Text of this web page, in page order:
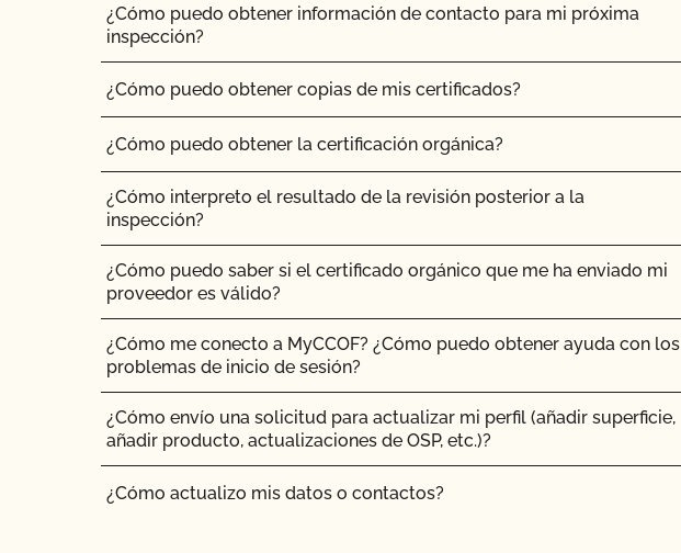
¿Cómo puedo obtener información de contacto para mi próxima
inspección?
¿Cómo puedo obtener copias de mis certificados?
¿Cómo puedo obtener la certificación orgánica?
¿Cómo interpreto el resultado de la revisión posterior a la
inspección?
¿Cómo puedo saber si el certificado orgánico que me ha enviado mi
proveedor es válido?
¿Cómo me conecto a MyCCOF? ¿Cómo puedo obtener ayuda con los
problemas de inicio de sesión?
¿Cómo envío una solicitud para actualizar mi perfil (añadir superficie,
añadir producto, actualizaciones de OSP, etc.)?
¿Cómo actualizo mis datos o contactos?